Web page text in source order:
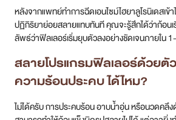
หลังจากแพทย์ทำการฉีดเอนไซม์ไฮยาลูโรนิเดสเข้า
ปฏิกิริยาย่อยสลายแทบทันที คุณจะรู้สึกได้ว่าก้อนเ
ลัพธ์ว่าฟิลเลอร์เริ่มยุบตัวลงอย่างชัดเจนภายใน
สลายโปรแกรมฟิลเลอร์ด้วยตั
ความร้อนประคบ ได้ไหม?
ไม่ได้ครับ การประคบร้อน อาบน้ำอุ่น หรือนวดคลึง